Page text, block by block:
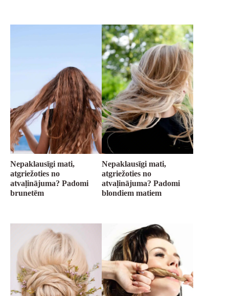
Nepaklausīgi mati,
atgriežoties no
atvaļinājuma? Padomi
brunetēm
Nepaklausīgi mati,
atgriežoties no
atvaļinājuma? Padomi
blondiem matiem